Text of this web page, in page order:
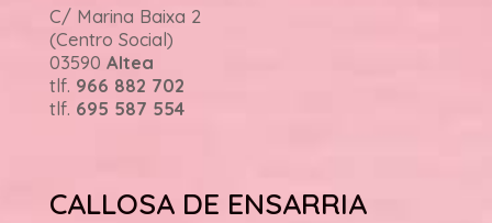
C/ Marina Baixa 2
(Centro Social)
03590 Altea
tlf. 966 882 702
tlf. 695 587 554
CALLOSA DE ENSARRIA